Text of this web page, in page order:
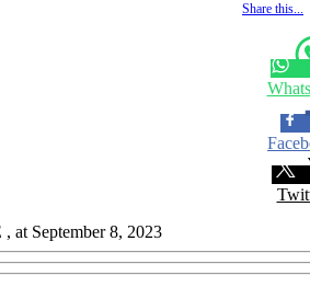
Share this...
, at September 8, 2023